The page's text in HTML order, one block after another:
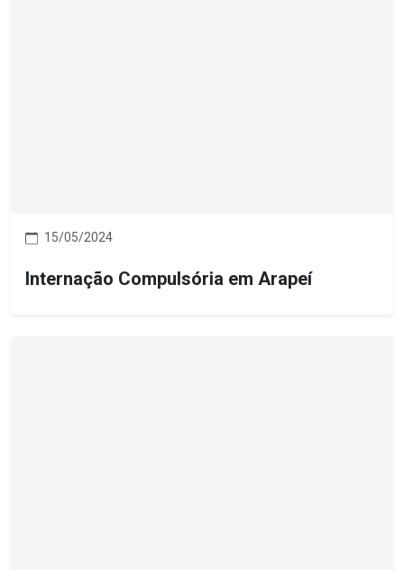
15/05/2024
Internação Compulsória em Arapeí